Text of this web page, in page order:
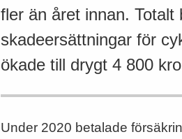
fler än året innan.
skadeersättningar för
ökade till drygt 4 800
Under 2020 betalade